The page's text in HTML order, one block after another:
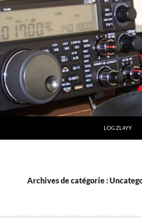
LOG ZL4YY
Archives de catégorie :